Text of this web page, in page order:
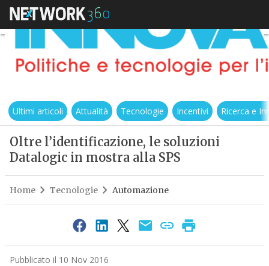
Ultimi articoli Attualità Tecnologie Incentivi Ricerca e
Oltre l’identificazione, le soluzioni
Datalogic in mostra alla SPS
Home Tecnologie Automazione
Pubblicato il 10 Nov 2016